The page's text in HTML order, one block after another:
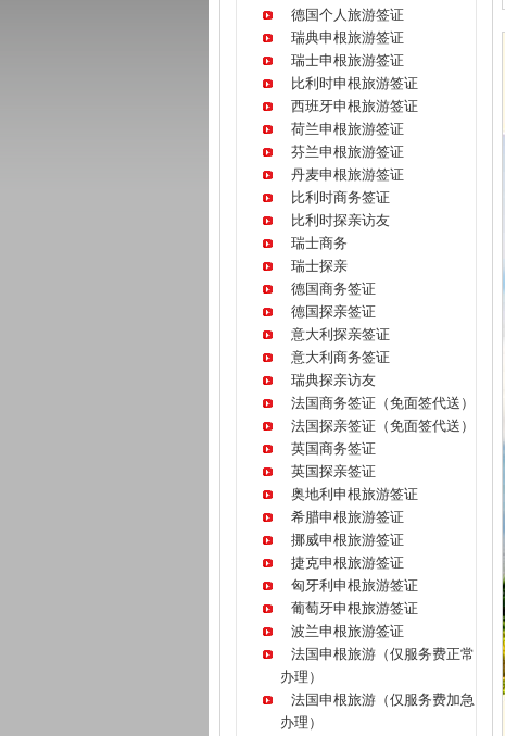
德国个人旅游签证
瑞典申根旅游签证
瑞士申根旅游签证
比利时申根旅游签证
西班牙申根旅游签证
荷兰申根旅游签证
芬兰申根旅游签证
丹麦申根旅游签证
比利时商务签证
比利时探亲访友
瑞士商务
瑞士探亲
德国商务签证
德国探亲签证
意大利探亲签证
意大利商务签证
瑞典探亲访友
法国商务签证（免面签代送）
法国探亲签证（免面签代送）
英国商务签证
英国探亲签证
奥地利申根旅游签证
希腊申根旅游签证
挪威申根旅游签证
捷克申根旅游签证
匈牙利申根旅游签证
葡萄牙申根旅游签证
波兰申根旅游签证
法国申根旅游（仅服务费正常
办理）
法国申根旅游（仅服务费加急
办理）